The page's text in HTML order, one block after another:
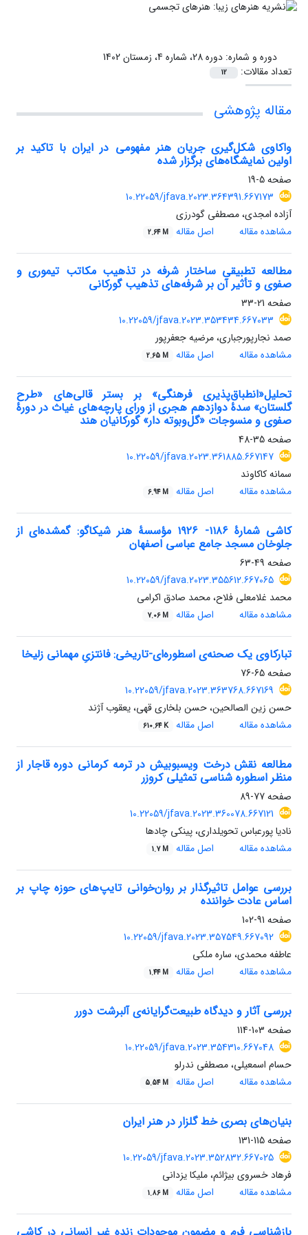
دوره و شماره:دوره 28، شماره 4، زمستان 1402
تعداد مقالات:
12
مقاله پژوهشی
واکاوی شکل‌گیری جریان هنر مفهومی در ایران با تاکید بر
اولین نمایشگاه‌های برگزار شده
صفحه5-19
10.22059/jfava.2023.364391.667173
آزاده امجدی، مصطفی گودرزی
مشاهده مقاله
اصل مقاله 2.64 M
مطالعه تطبیقی ساختار شرفه در تذهیب مکاتب تیموری و
صفوی و تأثیر آن بر شرفه‌های تذهیب گورکانی
صفحه 21-33
10.22059/jfava.2023.353434.667033
صمد نجارپورجباری، مرضیه جعفرپور
مشاهده مقاله
اصل مقاله 2.65 M
تحلیل«انطباق‌پذیری فرهنگی» بر بستر قالی‌های «طرح
گلستان» سدۀ دوازدهم هجری از ورای پارچه‌های غیاث در دورۀ
صفوی و منسوجات «گل‌وبوته دار» گورکانیان هند
صفحه35-48
10.22059/jfava.2023.361885.667147
سمانه کاکاوند
مشاهده مقاله
اصل مقاله 6.94 M
کاشی شمارۀ ۱۱۸۶- ۱۹۲۶ مؤسسۀ هنر شیکاگو: گمشده‌ای از
جلوخان مسجد جامع عباسی اصفهان
صفحه 49-63
10.22059/jfava.2023.355612.667065
محمد غلامعلی فلاح، محمد صادق اکرامی
مشاهده مقاله
اصل مقاله 7.06 M
تبارکاوی یک صحنه‌ی اسطوره‌ای-تاریخی: فانتزیِ مهمانی زلیخا
صفحه65-76
10.22059/jfava.2023.363768.667169
حسن زین الصالحین، حسن بلخاری قهی، یعقوب آژند
مشاهده مقاله
اصل مقاله 610.64 K
مطالعه نقش درخت ویسبوبیش در ترمه کرمانی دوره قاجار از
منظر اسطوره شناسی تمثیلی کروزر
صفحه77-89
10.22059/jfava.2023.360078.667121
نادیا پورعباس تحویلداری، پینکی چادها
مشاهده مقاله
اصل مقاله 1.7 M
بررسی عوامل تاثیرگذار بر روان‌خوانی تایپ‌های حوزه چاپ بر
اساس عادت خواننده
صفحه 91-102
10.22059/jfava.2023.357549.667092
عاطفه محمدی، ساره ملکی
مشاهده مقاله
اصل مقاله 1.44 M
بررسی آثار و دیدگاه طبیعت‌گرایانه‌ی آلبرشت دورر
صفحه 103-114
10.22059/jfava.2023.354310.667048
حسام اسمعیلی، مصطفی ندرلو
مشاهده مقاله
اصل مقاله 5.54 M
بنیان‌های بصری خط گلزار در هنر ایران
صفحه115-131
10.22059/jfava.2023.352832.667025
فرهاد خسروی بیژائم، ملیکا یزدانی
مشاهده مقاله
اصل مقاله 1.86 M